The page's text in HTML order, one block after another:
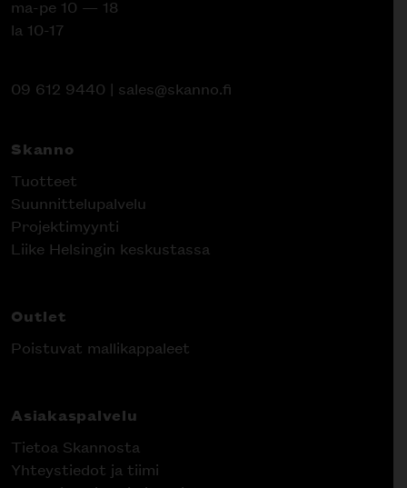
ma-pe 10 — 18
la 10-17
09 612 9440 | sales@skanno.fi
Skanno
Tuotteet
Suunnittelupalvelu
Projektimyynti
Liike Helsingin keskustassa
Outlet
Poistuvat mallikappaleet
Asiakaspalvelu
Tietoa Skannosta
Yhteystiedot ja tiimi